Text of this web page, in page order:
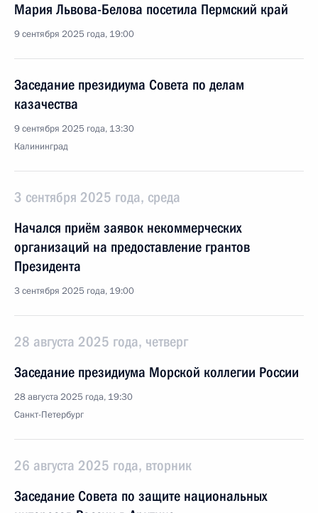
Мария Львова-Белова посетила Пермский край
9 сентября 2025 года, 19:00
Заседание президиума Совета по делам
казачества
9 сентября 2025 года, 13:30
Калининград
3 сентября 2025 года, среда
Начался приём заявок некоммерческих
организаций на предоставление грантов
Президента
3 сентября 2025 года, 19:00
28 августа 2025 года, четверг
Заседание президиума Морской коллегии России
28 августа 2025 года, 19:30
Санкт-Петербург
26 августа 2025 года, вторник
Заседание Совета по защите национальных